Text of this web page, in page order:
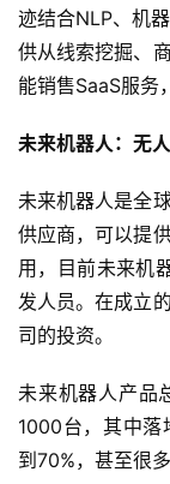
迹结合NLP、机
供从线索挖掘、
能销售SaaS服务
未来机器人：无
未来机器人是全
供应商，可以提
用，目前未来机
发人员。在成立
司的投资。
未来机器人产品
1000台，其中
到70%，甚至很